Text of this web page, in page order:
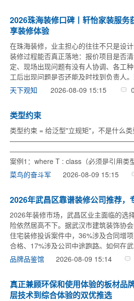
2026珠海装修口碑丨轩怡家装服务
享装修体验
在珠海装修，业主担心的往往不只是设
装修过程能否真正落地：报价项目是否
定、现场出现问题有没有人协调、各工
工后出现问题是否还能及时找到负责人
点差异明显。香洲、吉大、拱北等区域既
天下观知 2026-08-09 15:15 0
类型约束
类型约束 = 给泛型"立规矩"，不是什么类
案例1：where T : class（必须是引用类
e T : class ...
菜鸟的奋斗军 2026-08-09 15:15
2026年武昌区靠谱装修公司推荐，
2026年装修市场，武昌区业主面临的选
险依然居高不下。据武汉市建筑装饰协
住宅装修投诉案件中，36%涉及合同增
合格、17%涉及公司中途跑路。如何在
修公司？我走访了十余家工地，结合住
品牌品鉴馆 2026-08-09 15:14
真正兼顾环保和使用体验的板材品
层技术到综合体验的双优推选